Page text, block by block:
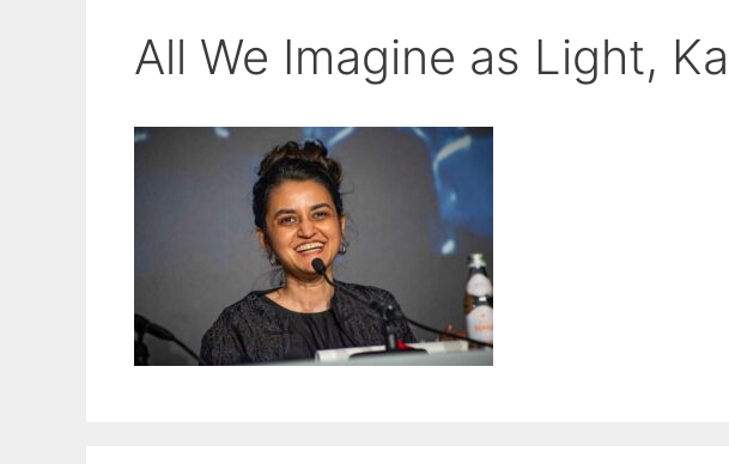
All We Imagine as Light,